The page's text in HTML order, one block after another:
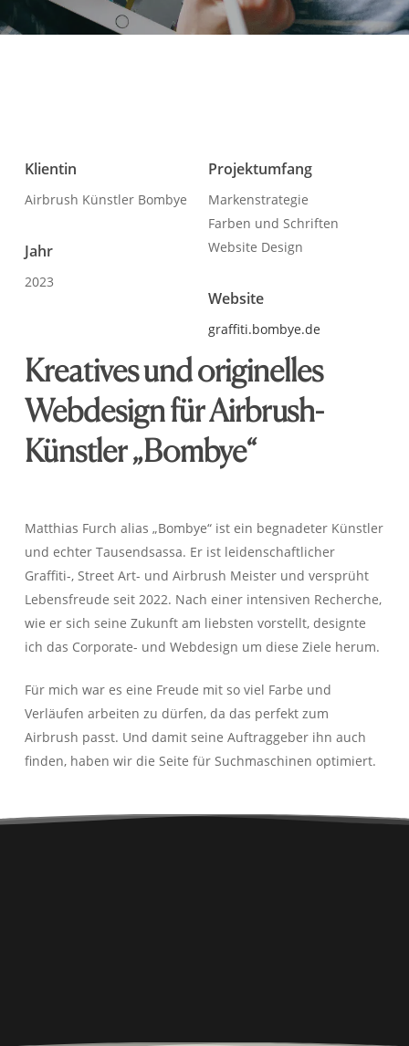
Klientin
Airbrush Künstler Bombye
Jahr
2023
Projektumfang
Markenstrategie
Farben und Schriften
Website Design
Website
graffiti.bombye.de
Kreatives und originelles
Webdesign für Airbrush-
Künstler „Bombye“
Matthias Furch alias „Bombye“ ist ein begnadeter Künstler
und echter Tausendsassa. Er ist leidenschaftlicher
Graffiti-, Street Art- und Airbrush Meister und versprüht
Lebensfreude seit 2022. Nach einer intensiven Recherche,
wie er sich seine Zukunft am liebsten vorstellt, designte
ich das Corporate- und Webdesign um diese Ziele herum.
Für mich war es eine Freude mit so viel Farbe und
Verläufen arbeiten zu dürfen, da das perfekt zum
Airbrush passt. Und damit seine Auftraggeber ihn auch
finden, haben wir die Seite für Suchmaschinen optimiert.